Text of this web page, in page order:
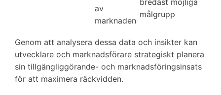
av
marknaden
målgrupp
Genom att analysera dessa data och insikter kan
utvecklare och marknadsförare strategiskt planera
sin tillgängliggörande- och marknadsföringsinsats
för att maximera räckvidden.